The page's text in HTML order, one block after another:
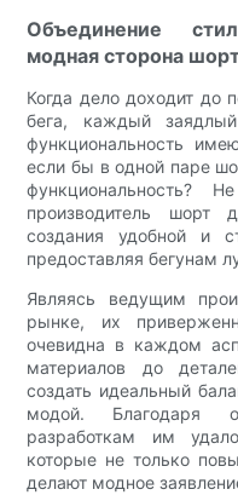
Объединение
модная сторона
Когда дело доходит до
бега, каждый
функциональность
если бы в одной паре
функциональность?
производитель шорт
создания удобной и
предоставляя бегунам
Являясь ведущим
рынке, их
очевидна в каждом
материалов до
создать идеальный
модой. Благодаря
разработкам им
которые не только
делают модное